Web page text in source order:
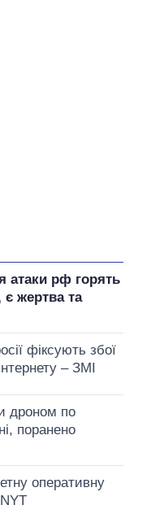
атаки рф горять
є жертва та
фіксують збої
– ЗМІ
дроном по
поранено
оперативну